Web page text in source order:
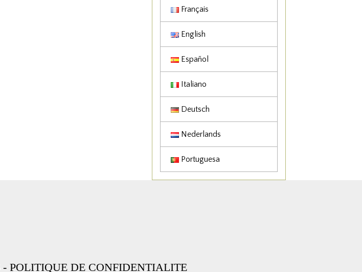
Français
English
Español
Italiano
Deutsch
Nederlands
Portuguesa
- POLITIQUE DE CONFIDENTIALITE